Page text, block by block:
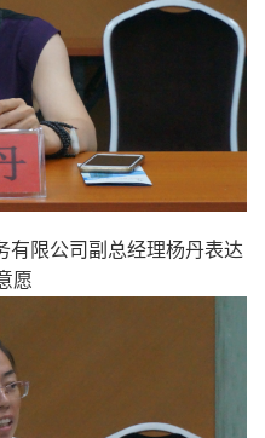
有限公司副总经理杨丹表达
愿